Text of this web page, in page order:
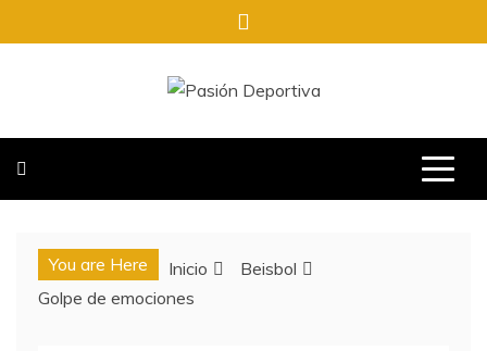
al
You are Here Inicio
Beisbol
Golpe de emociones